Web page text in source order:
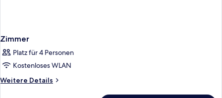
Zimmer
Platz für 4 Personen
Kostenloses WLAN
Weitere Details
Weitere